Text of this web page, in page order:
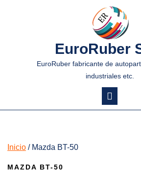
EuroRuber
EuroRuber fabricante de
industriales etc.
Inicio / Mazda BT-50
MAZDA BT-50